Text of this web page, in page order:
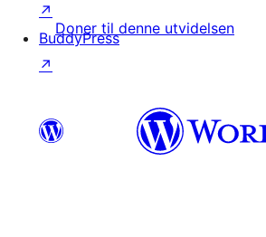
Doner til denne utvidelsen
↗
BuddyPress
↗